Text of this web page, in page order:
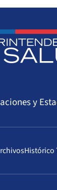
y
Histórico